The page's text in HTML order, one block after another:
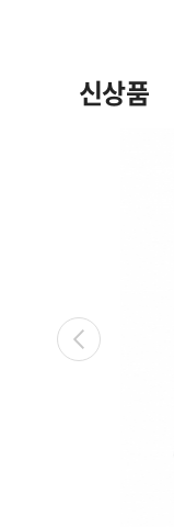
신상품